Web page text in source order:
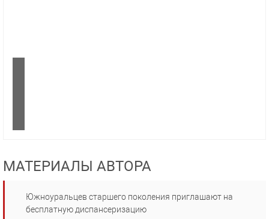
МАТЕРИАЛЫ АВТОРА
Южноуральцев старшего поколения приглашают на
бесплатную диспансеризацию